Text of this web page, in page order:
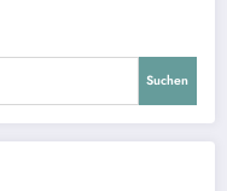
Suchen